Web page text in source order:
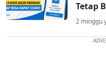
Tetap
2 minggu